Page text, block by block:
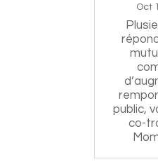
Oct
public,
co-